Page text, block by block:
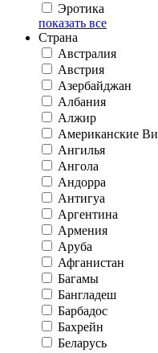
Эротика
показать все
Страна
Австралия
Австрия
Азербайджан
Албания
Алжир
Американские
Ангилья
Ангола
Андорра
Антигуа
Аргентина
Армения
Аруба
Афганистан
Багамы
Бангладеш
Барбадос
Бахрейн
Беларусь